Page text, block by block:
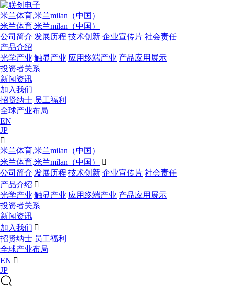
米兰体育,米兰milan（中国）
米兰体育,米兰milan（中国）
公司简介 发展历程 技术创新 企业宣传片 社会责任
产品介绍
光学产业 触显产业 应用终端产业 产品应用展示
投资者关系
新闻资讯
加入我们
招贤纳士 员工福利
全球产业布局
EN
JP

米兰体育,米兰milan（中国）
米兰体育,米兰milan（中国）

公司简介 发展历程 技术创新 企业宣传片 社会责任
产品介绍 
光学产业 触显产业 应用终端产业 产品应用展示
投资者关系
新闻资讯
加入我们 
招贤纳士 员工福利
全球产业布局
EN 
JP